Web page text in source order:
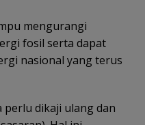
mengurangi
fosil serta dapat
nasional yang terus
perlu dikaji ulang dan